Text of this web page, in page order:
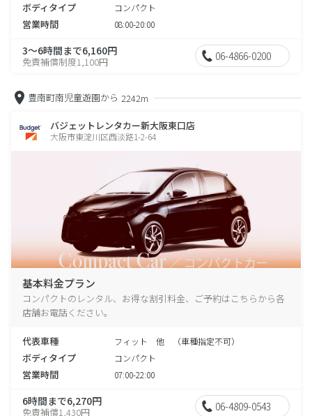
ボディタイプ コンパクト
営業時間 08:00-20:00
3～6時間まで6,160円
免責補償制度1,100円 06-4866-0200
豊南町南児童遊園から 2242m
バジェットレンタカー新大阪東口店
大阪市東淀川区西淡路1-2-64
基本料金プラン
コンパクトのレンタル、お得な割引料金、ご予約はこちらから各
店舗お電話ください。
代表車種 フィット 他 （車種指定不可）
ボディタイプ コンパクト
営業時間 07:00-22:00
6時間まで6,270円
免責補償1,430円 06-4809-0543